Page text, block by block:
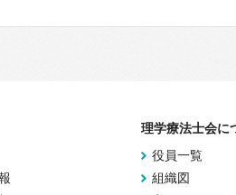
理学療法士会に
役員一覧
組織図